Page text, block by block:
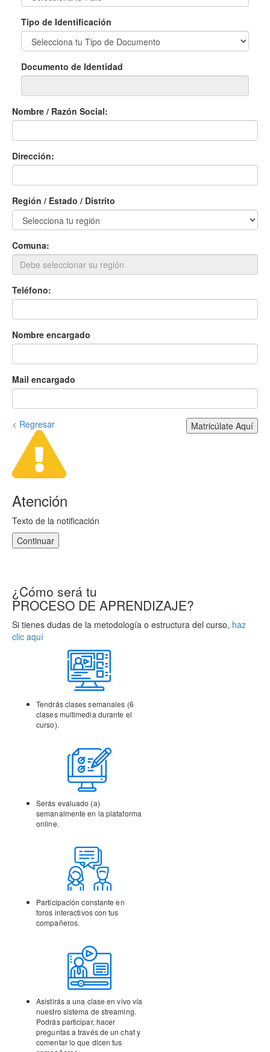
Tipo de Identificación
Documento de Identidad
Nombre / Razón Social:
Dirección:
Región / Estado / Distrito
Comuna:
Teléfono:
Nombre encargado
Mail encargado
< Regresar Matricúlate Aquí
Atención
Texto de la notificación
Continuar
¿Cómo será tu
PROCESO DE APRENDIZAJE?
Si tienes dudas de la metodología o estructura del curso, haz
clic aquí
Tendrás clases semanales (6
clases multimedia durante el
curso).
Serás evaluado (a)
semanalmente en la plataforma
online.
Participación constante en
foros interactivos con tus
compañeros.
Asistirás a una clase en vivo vía
nuestro sistema de streaming.
Podrás participar, hacer
preguntas a través de un chat y
comentar lo que dicen tus